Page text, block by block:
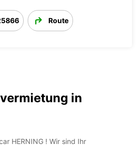
Route
in
HERNING ! Wir sind Ihr